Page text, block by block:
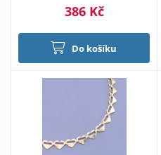
386 Kč
Do košíku